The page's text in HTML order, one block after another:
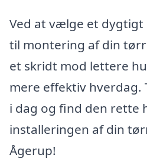
Ved at vælge et
til montering af din
et skridt mod lettere
mere effektiv hverdag.
i dag og find den rette
installeringen af din
Ågerup!